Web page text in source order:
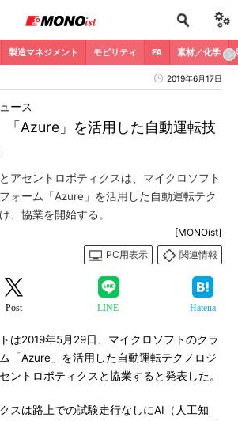
製造マネジメント モビリティ FA 素材／化学
2019年6月17日
「Azure」を活用した自動運転技
ース
アセントロボティクスは、マイクロソフト
ォーム「Azure」を活用した自動運転テク
、協業を開始する。
[MONOist]
PC用表示
関連情報
Post LINE Hatena
は2019年5月29日、マイクロソフトのクラ
「Azure」を活用した自動運転テクノロジ
ントロボティクスと協業すると発表した。
スは路上での試験走行なしにAI（人工知